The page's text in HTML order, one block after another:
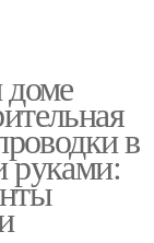
доме
в
руками: